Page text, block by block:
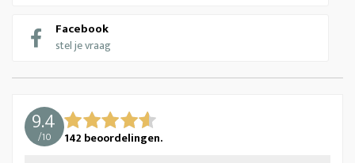
Facebook
stel je vraag
9.4
/10 142 beoordelingen.